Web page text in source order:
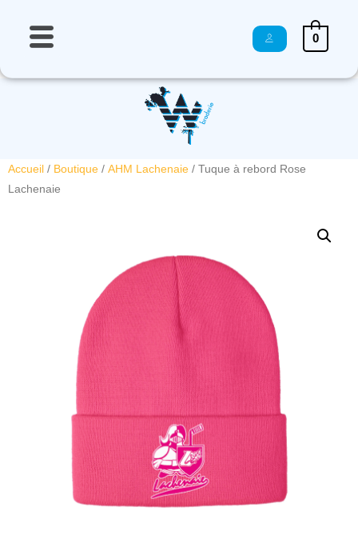
0
Accueil / Boutique / AHM Lachenaie / Tuque à rebord Rose
Lachenaie